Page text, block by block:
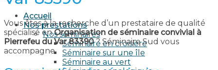
Accueil
Nos prestations
Nos séminaires
Séminaire en croisière
Séminaire sur une île
Séminaire au vert
Vous êtes à la recherche d’un prestataire de qualité
spécialisé enOrganisation de séminaire convivial à
Pierrefeu du Var 83390? Séminaire Sud vous
accompagne.